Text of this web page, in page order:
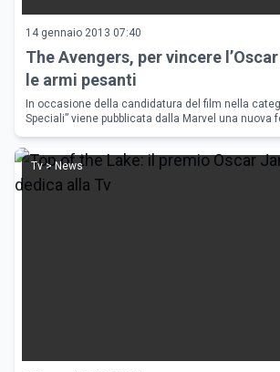
14 gennaio 2013 07:40
The Avengers, per vincere
le armi pesanti
In occasione della candidatura del film nella
Speciali” viene pubblicata dalla Marvel una nuova
Tv > News